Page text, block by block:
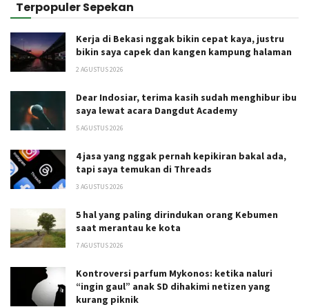
Terpopuler Sepekan
Kerja di Bekasi nggak bikin cepat kaya, justru
bikin saya capek dan kangen kampung halaman
2 AGUSTUS 2026
Dear Indosiar, terima kasih sudah menghibur ibu
saya lewat acara Dangdut Academy
5 AGUSTUS 2026
4 jasa yang nggak pernah kepikiran bakal ada,
tapi saya temukan di Threads
3 AGUSTUS 2026
5 hal yang paling dirindukan orang Kebumen
saat merantau ke kota
7 AGUSTUS 2026
Kontroversi parfum Mykonos: ketika naluri
“ingin gaul” anak SD dihakimi netizen yang
kurang piknik